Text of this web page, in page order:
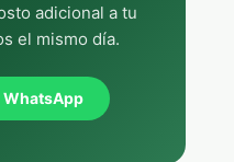
adicional a tu
el mismo día.
WhatsApp